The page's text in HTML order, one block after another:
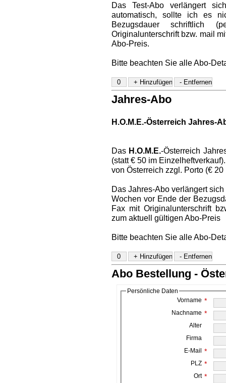
Das Test-Abo verlängert sich
automatisch, sollte ich es
Bezugsdauer schriftlich
Originalunterschrift bzw. mail
Abo-Preis.
Bitte beachten Sie alle Abo-
Jahres-Abo
H.O.M.E.-Österreich Jahres-
Das H.O.M.E.-Österreich
(statt € 50 im
von Österreich zzgl. Porto (€
Das Jahres-Abo verlängert
Wochen vor Ende der
Fax mit Originalunterschrift
zum aktuell gültigen Abo-Preis
Bitte beachten Sie alle Abo-
Abo Bestellung -
Persönliche Daten
Vorname *
Nachname *
Alter
Firma
E-Mail
*
PLZ *
Ort *